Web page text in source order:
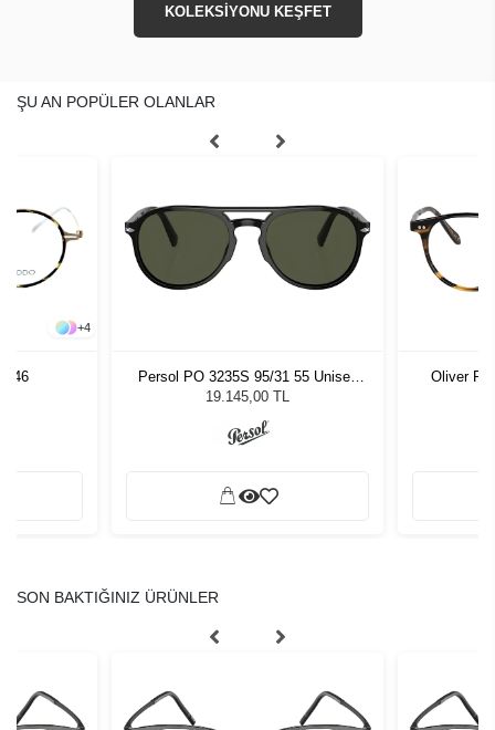
KOLEKSİYONU KEŞFET
ŞU AN POPÜLER OLANLAR
+4
46
Persol PO 3235S 95/31 55 Unisex
Güneş Gözlüğü
19.145,00 TL
Oliver
SON BAKTIĞINIZ ÜRÜNLER